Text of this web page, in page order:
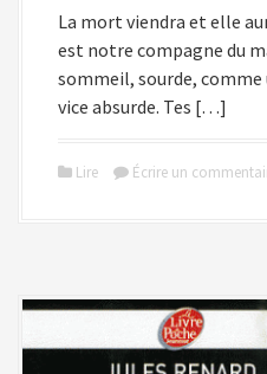
La mort viendra et elle
est notre compagne du
sommeil, sourde, comme
vice absurde. Tes […]
Lire Écrire un